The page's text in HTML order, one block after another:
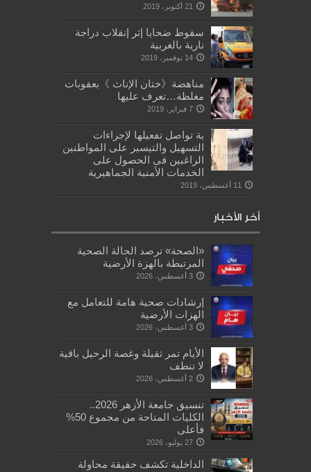
21 أكتوبر، 2019
سقوط ضحايا إثر إنقلاب دراجة
نارية بالغربية
14 نوفمبر، 2019
مناهضة《ختان الإناث 》بعقوبات
مغلظة…تعرف عليها
7 فبراير، 2019
ية تواصل تفعيلها لإجراءات
التسهيل والتيسير على المواطنين
الراغبين فى الحصول على
الخدمات الأمنية الجماهيرية
11 أغسطس، 2019
أخر الأخبار
«الصحة» ترصد الحالة الصحية
المرتبطة بالهزة الأرضية
3 أغسطس، 2026
إرشادات صحية هامة للتعامل مع
الهزات الأرضية
3 أغسطس، 2026
الأيام تمر ثقيلة وغصة الرحيل باقية
لا تنطف
2 أغسطس، 2026
تنسيق جامعة الأزهر 2026..
الكليات المتاحة من مجموع 50%
فأعلى
27 يوليو، 2026
الداخلية تكشف حقيقة محاولة